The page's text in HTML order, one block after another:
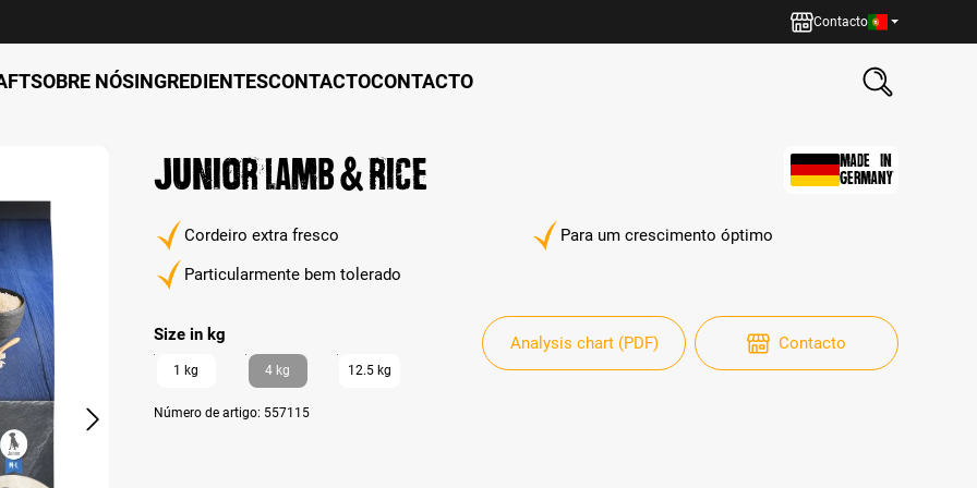
Contacto
SOBRE NÓSINGREDIENTESCONTACTOCONTACTO
Junior Lamb & Rice
MADE IN
GERMANY
Cordeiro extra fresco
Para um crescimento óptimo
Particularmente bem tolerado
Size in kgauswählen
1 kg 4 kg 12.5 kg
Número de artigo: 557115
Analysis chart (PDF) Contacto